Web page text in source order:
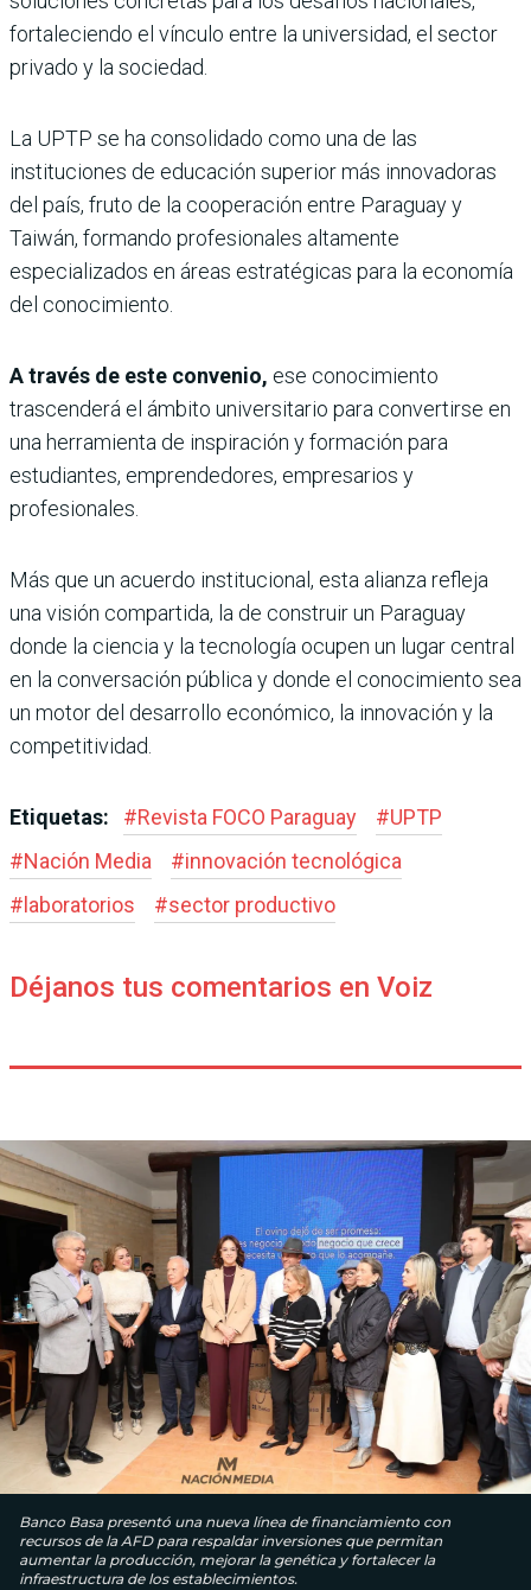
fortaleciendo el vínculo entre la universidad, el sector
privado y la sociedad.
La UPTP se ha consolidado como una de las
instituciones de educación superior más innovadoras
del país, fruto de la cooperación entre Paraguay y
Taiwán, formando profesionales altamente
especializados en áreas estratégicas para la economía
del conocimiento.
A través de este convenio, ese conocimiento
trascenderá el ámbito universitario para convertirse en
una herramienta de inspiración y formación para
estudiantes, emprendedores, empresarios y
profesionales.
Más que un acuerdo institucional, esta alianza refleja
una visión compartida, la de construir un Paraguay
donde la ciencia y la tecnología ocupen un lugar central
en la conversación pública y donde el conocimiento sea
un motor del desarrollo económico, la innovación y la
competitividad.
Etiquetas: #Revista FOCO Paraguay #UPTP
#Nación Media #innovación tecnológica
#laboratorios #sector productivo
Déjanos tus comentarios en Voiz
Banco Basa presentó una nueva línea de financiamiento con
recursos de la AFD para respaldar inversiones que permitan
aumentar la producción, mejorar la genética y fortalecer la
infraestructura de los establecimientos.